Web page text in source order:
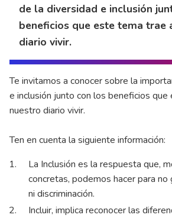
de la diversidad e inclusión
beneficios que este tema trae
diario vivir.
Te invitamos a conocer sobre la
e inclusión junto con los beneficios
nuestro diario vivir.
Ten en cuenta la siguiente información:
La Inclusión es la respuesta que,
concretas, podemos hacer para
ni discriminación.
Incluir, implica reconocer las